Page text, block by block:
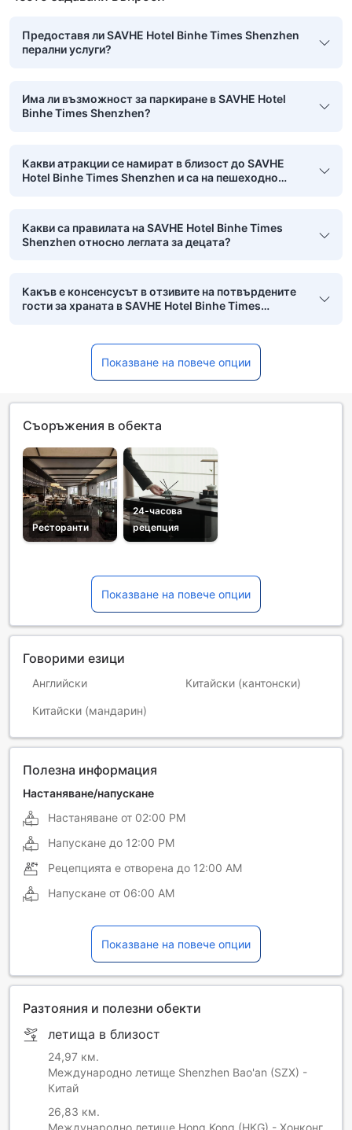
Предоставя ли SAVHE Hotel Binhe Times Shenzhen
перални услуги?
Има ли възможност за паркиране в SAVHE Hotel
Binhe Times Shenzhen?
Какви атракции се намират в близост до SAVHE
Hotel Binhe Times Shenzhen и са на пешеходно
Какви са правилата на SAVHE Hotel Binhe Times
Shenzhen относно леглата за децата?
Какъв е консенсусът в отзивите на потвърдените
гости за храната в SAVHE Hotel Binhe Times
Показване на повече опции
Съоръжения в обекта
Ресторанти
24-часова
рецепция
Показване на повече опции
Говорими езици
Английски Китайски (кантонски)
Китайски (мандарин)
Полезна информация
Настаняване/напускане
Настаняване от 02:00 PM
Напускане до 12:00 PM
Рецепцията е отворена до 12:00 AM
Напускане от 06:00 AM
Показване на повече опции
Разтояния и полезни обекти
летища в близост
24,97 км.
Международно летище Shenzhen Bao'an (SZX) -
Китай
26,83 км.
Международно летище Hong Kong (HKG) - Хонконг,